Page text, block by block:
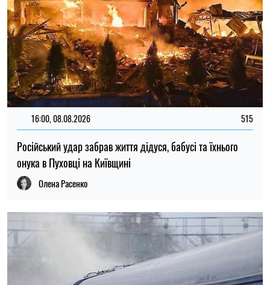
16:00, 08.08.2026 515
Російський удар забрав життя дідуся, бабусі та їхнього
онука в Пуховці на Київщині
Олена Расенко